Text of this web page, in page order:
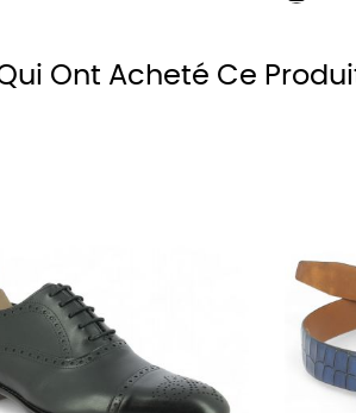
noire
Ont Acheté Ce